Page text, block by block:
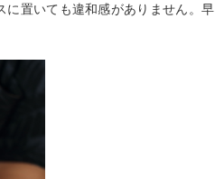
に置いても違和感がありません。早